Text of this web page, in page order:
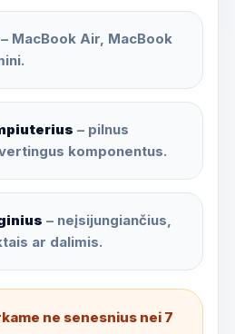
– MacBook Air, MacBook
– pilnus
komponentus.
– neįsijungiančius,
ar dalimis.
ne senesnius nei 7